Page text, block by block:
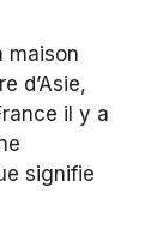
maison
d’Asie,
il y a
signifie